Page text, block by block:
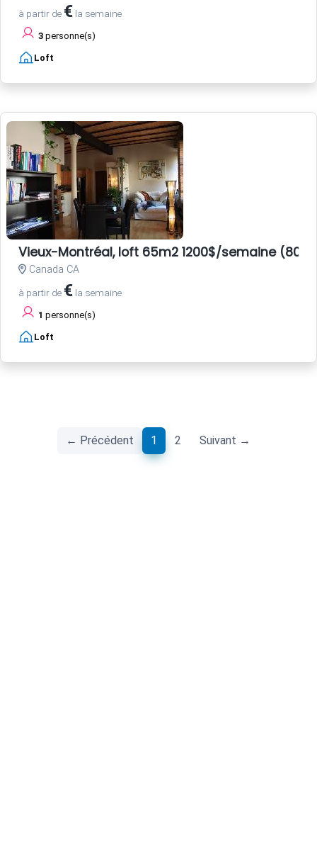
à partir de € la semaine
3 personne(s)
Loft
Vieux-Montréal, loft 65m2 1200$/semaine
Canada CA
à partir de € la semaine
1 personne(s)
Loft
← Précédent 1 (current)
2 Suivant →